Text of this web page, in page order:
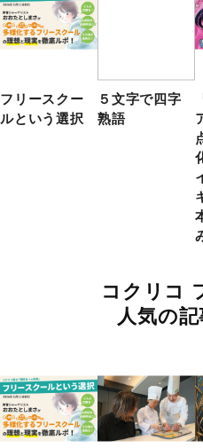
フリースクー
ルという選択
５文字で四字
熟語
コクリコ
人気の